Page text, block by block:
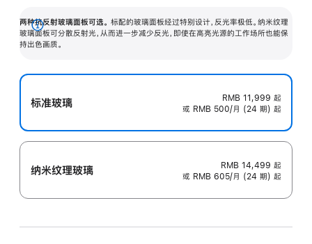
两种抗反射玻璃面板可选。 标配的玻璃面板经过特别设计，反光率极低。纳米纹理
玻璃面板可分散反射光，从而进一步减少反光，即使在高亮光源的工作场所也能保
持出色画质。
展
开
标准玻璃 RMB 11,999 起
或 RMB 500/月 (24 期) 起
纳米纹理玻璃 RMB 14,499 起
或 RMB 605/月 (24 期) 起